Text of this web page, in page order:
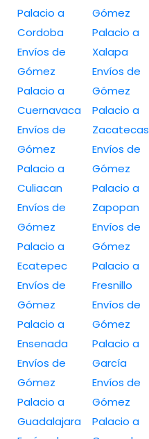
Palacio a
Cordoba
Envíos de
Gómez
Palacio a
Cuernavaca
Envíos de
Gómez
Palacio a
Culiacan
Envíos de
Gómez
Palacio a
Ecatepec
Envíos de
Gómez
Palacio a
Ensenada
Envíos de
Gómez
Palacio a
Guadalajara
Gómez
Palacio a
Xalapa
Envíos de
Gómez
Palacio a
Zacatecas
Envíos de
Gómez
Palacio a
Zapopan
Envíos de
Gómez
Palacio a
Fresnillo
Envíos de
Gómez
Palacio a
García
Envíos de
Gómez
Palacio a